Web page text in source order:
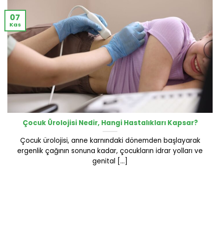
Çocuk Ürolojisi Nedir, Hangi Hastalıkları Kapsar?
Çocuk ürolojisi, anne karnındaki dönemden başlayarak
ergenlik çağının sonuna kadar, çocukların idrar yolları ve
genital [...]
07
Kas